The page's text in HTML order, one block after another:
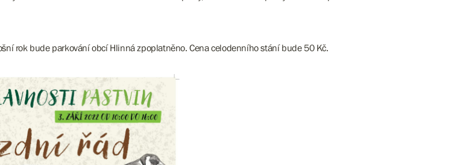
rok bude parkování obcí Hlinná zpoplatněno. Cena celodenního stání bude 50 Kč.